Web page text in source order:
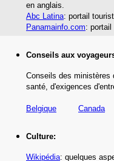
en anglais.
Abc Latina: portail
Panamainfo.com: portail
Conseils aux
Conseils des ministères
santé, d'exigences
Belgique Canada
Culture:
Wikipédia: quelques